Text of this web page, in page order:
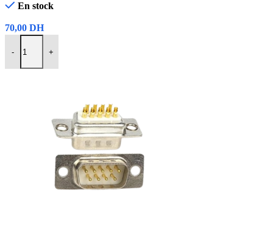
En stock
70,00 DH
- +
Ajouter Au Panier